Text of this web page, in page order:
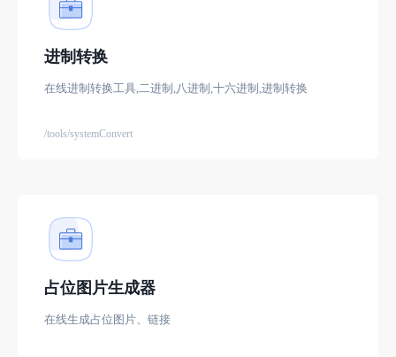
进制转换
在线进制转换工具,二进制,八进制,十六进制,进制转换
/tools/systemConvert
占位图片生成器
在线生成占位图片、链接